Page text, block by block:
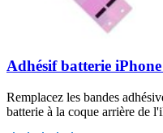
Adhésif batterie
Remplacez les bandes
batterie à la coque arrière de